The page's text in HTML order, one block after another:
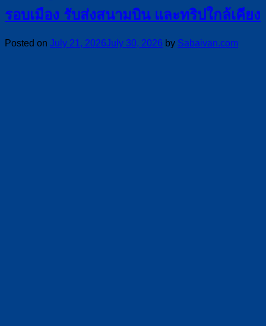
รอบเมือง รับส่งสนามบิน และทริปใกล้เคียง
Posted on July 21, 2026July 30, 2026 by Sabaivan.com